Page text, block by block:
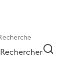
Rechercher